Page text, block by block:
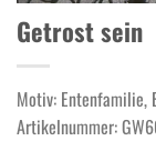
Getrost sein
Motiv: Entenfamilie,
Artikelnummer: